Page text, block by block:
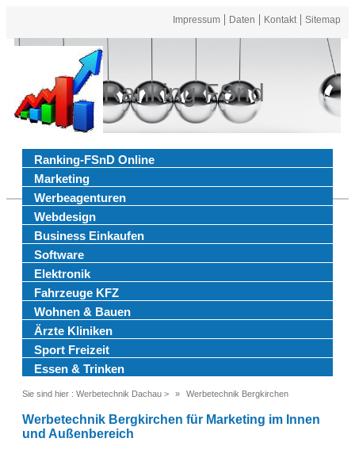
Impressum Daten Kontakt Sitemap
Ranking FSnd
Ranking-FSnD Online
Marketing
Werbeagenturen
Webdesign
Business Einkaufen
Software
Elektronik
Fahrzeuge KFZ
Wohnen & Bauen
Ärzte Kliniken
Sport Freizeit
Essen & Trinken
Sie sind hier : Werbetechnik Dachau > Werbetechnik Bergkirchen
Werbetechnik Bergkirchen für Marketing im Innen
und Außenbereich